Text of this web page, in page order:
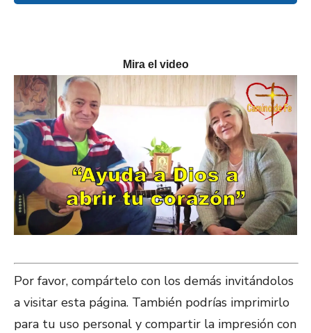
Mira el video
Por favor, compártelo con los demás invitándolos
a visitar esta página. También podrías imprimirlo
para tu uso personal y compartir la impresión con